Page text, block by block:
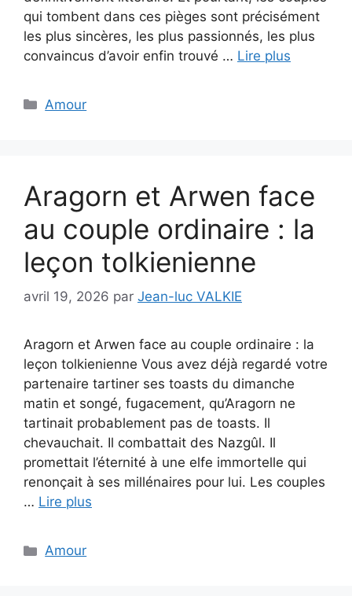
qui tombent dans ces pièges sont précisément
les plus sincères, les plus passionnés, les plus
convaincus d’avoir enfin trouvé … Lire plus
Catégories
Amour
Aragorn et Arwen face
au couple ordinaire : la
leçon tolkienienne
avril 19, 2026 par Jean-luc VALKIE
Aragorn et Arwen face au couple ordinaire : la
leçon tolkienienne Vous avez déjà regardé votre
partenaire tartiner ses toasts du dimanche
matin et songé, fugacement, qu’Aragorn ne
tartinait probablement pas de toasts. Il
chevauchait. Il combattait des Nazgûl. Il
promettait l’éternité à une elfe immortelle qui
renonçait à ses millénaires pour lui. Les couples
… Lire plus
Catégories
Amour